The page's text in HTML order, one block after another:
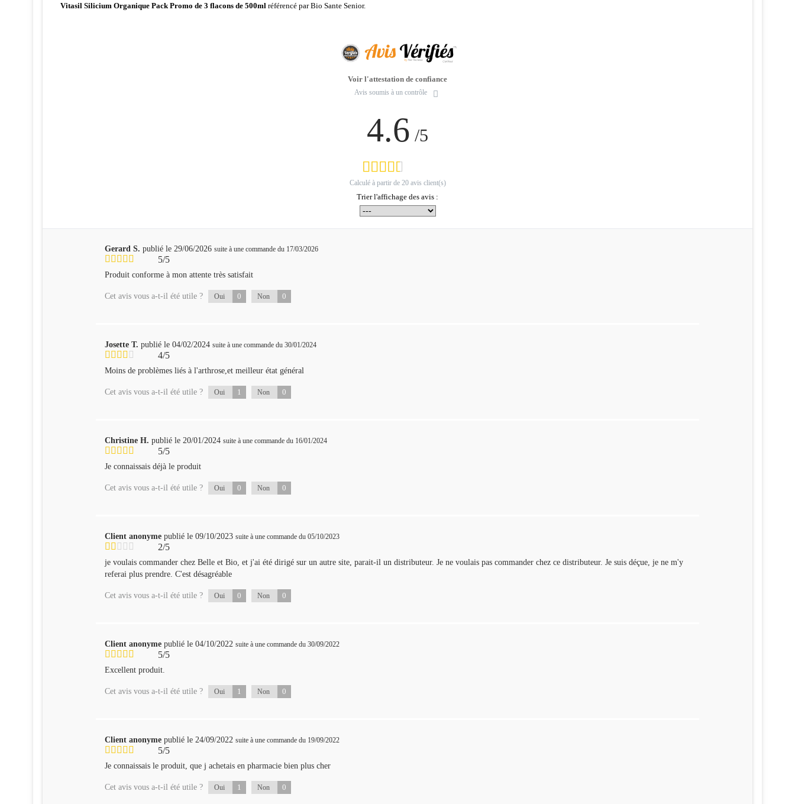
Vitasil Silicium Organique Pack Promo de 3 flacons de 500ml référencé par Bio Sante Senior.
Voir l'attestation de confiance
Avis soumis à un contrôle
4.6 /5
Calculé à partir de 20avis client(s)
Trier l'affichage des avis :
Gerard S. publié le 29/06/2026 suite à une commande du 17/03/2026
5/5
Produit conforme à mon attente très satisfait
Cet avis vous a-t-il été utile ? Oui 0 Non 0
Josette T. publié le 04/02/2024 suite à une commande du 30/01/2024
4/5
Moins de problèmes liés à l'arthrose,et meilleur état général
Cet avis vous a-t-il été utile ? Oui 1 Non 0
Christine H. publié le 20/01/2024 suite à une commande du 16/01/2024
5/5
Je connaissais déjà le produit
Cet avis vous a-t-il été utile ? Oui 0 Non 0
Client anonyme publié le 09/10/2023 suite à une commande du 05/10/2023
2/5
je voulais commander chez Belle et Bio, et j'ai été dirigé sur un autre site, parait-il un distributeur. Je ne voulais pas commander chez ce distributeur. Je suis déçue, je ne m'y
referai plus prendre. C'est désagréable
Cet avis vous a-t-il été utile ? Oui 0 Non 0
Client anonyme publié le 04/10/2022 suite à une commande du 30/09/2022
5/5
Excellent produit.
Cet avis vous a-t-il été utile ? Oui 1 Non 0
Client anonyme publié le 24/09/2022 suite à une commande du 19/09/2022
5/5
Je connaissais le produit, que j achetais en pharmacie bien plus cher
Cet avis vous a-t-il été utile ? Oui 1 Non 0